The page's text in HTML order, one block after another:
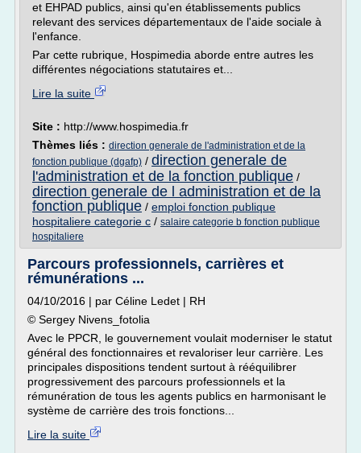
et EHPAD publics, ainsi qu'en établissements publics
relevant des services départementaux de l'aide sociale à
l'enfance.
Par cette rubrique, Hospimedia aborde entre autres les
différentes négociations statutaires et...
Lire la suite
Site : http://www.hospimedia.fr
Thèmes liés : direction generale de l'administration et de la
fonction publique (dgafp) / direction generale de
l'administration et de la fonction publique /
direction generale de l administration et de la
fonction publique / emploi fonction publique
hospitaliere categorie c / salaire categorie b fonction publique
hospitaliere
Parcours professionnels, carrières et
rémunérations ...
04/10/2016 | par Céline Ledet | RH
© Sergey Nivens_fotolia
Avec le PPCR, le gouvernement voulait moderniser le statut
général des fonctionnaires et revaloriser leur carrière. Les
principales dispositions tendent surtout à rééquilibrer
progressivement des parcours professionnels et la
rémunération de tous les agents publics en harmonisant le
système de carrière des trois fonctions...
Lire la suite